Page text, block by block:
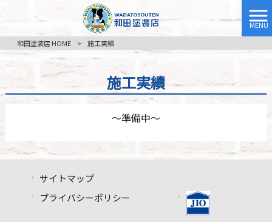
MENU
和田塗装店 HOME
> 施工実績
施工実績
～準備中～
サイトマップ
プライバシーポリシー